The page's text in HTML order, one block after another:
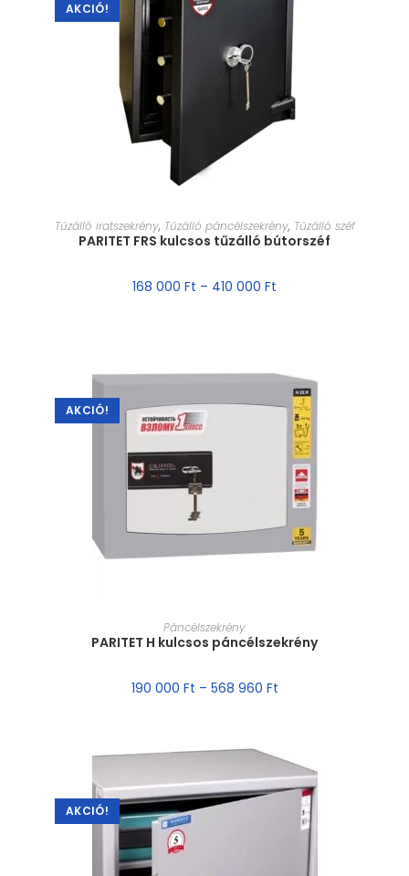
AKCIÓ!
MÉRET VÁLASZTÁSA
Tűzálló iratszekrény, Tűzálló páncélszekrény, Tűzálló széf
PARITET FRS kulcsos tűzálló bútorszéf
168 000 Ft – 410 000 Ft
AKCIÓ!
MÉRET VÁLASZTÁSA
Páncélszekrény
PARITET H kulcsos páncélszekrény
190 000 Ft – 568 960 Ft
AKCIÓ!